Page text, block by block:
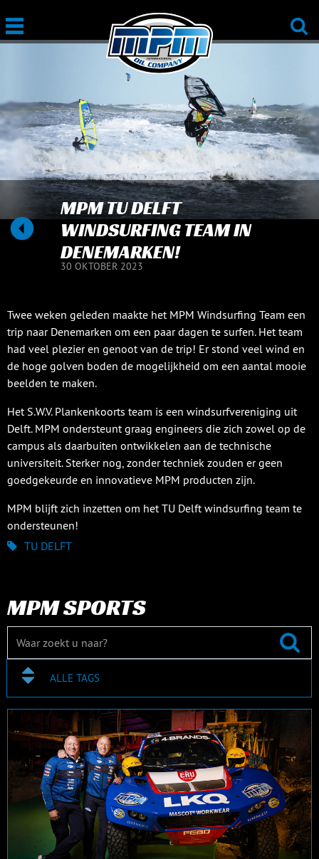
MPM TU DELFT
WINDSURFING TEAM IN
DENEMARKEN!
30 OKTOBER 2023
Twee weken geleden maakte het MPM Windsurfing Team een
trip naar Denemarken om een paar dagen te surfen. Het team
had veel plezier en genoot van de trip! Er stond veel wind en
de hoge golven boden de mogelijkheid om een aantal mooie
beelden te maken.
Het S.W.V. Plankenkoorts team is een windsurfvereniging uit
Delft. MPM ondersteunt graag engineers die zich zowel op de
campus als daarbuiten ontwikkelen aan de technische
universiteit. Sterker nog, zonder techniek zouden er geen
goedgekeurde en innovatieve MPM producten zijn.
MPM blijft zich inzetten om het TU Delft windsurfing team te
ondersteunen!
TU DELFT
MPM SPORTS
ALLE TAGS